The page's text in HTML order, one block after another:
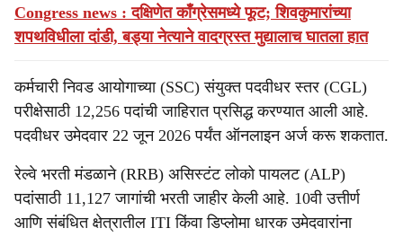
Congress news : दक्षिणेत काँग्रेसमध्ये फूट; शिवकुमारांच्या
शपथविधीला दांडी, बड्या नेत्याने वादग्रस्त मुद्यालाच घातला हात
कर्मचारी निवड आयोगाच्या (SSC) संयुक्त पदवीधर स्तर (CGL)
परीक्षेसाठी 12,256 पदांची जाहिरात प्रसिद्ध करण्यात आली आहे.
पदवीधर उमेदवार 22 जून 2026 पर्यंत ऑनलाइन अर्ज करू शकतात.
रेल्वे भरती मंडळाने (RRB) असिस्टंट लोको पायलट (ALP)
पदांसाठी 11,127 जागांची भरती जाहीर केली आहे. 10वी उत्तीर्ण
आणि संबंधित क्षेत्रातील ITI किंवा डिप्लोमा धारक उमेदवारांना